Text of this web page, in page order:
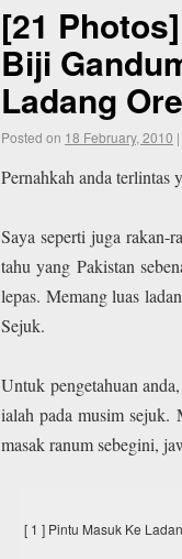
[21
Biji
Ladang
Posted on 18 February, 2010 |
Pernahkah anda terlintas
Saya seperti juga rakan-
tahu yang Pakistan
lepas. Memang luas
Sejuk.
Untuk pengetahuan
ialah pada musim sejuk.
masak ranum sebegini,
[ 1 ] Pintu Masuk Ke